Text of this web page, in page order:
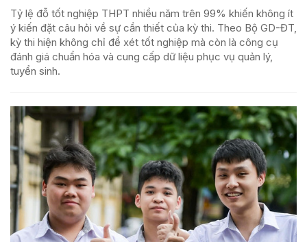
Tỷ lệ đỗ tốt nghiệp THPT nhiều năm trên 99% khiến không ít
ý kiến đặt câu hỏi về sự cần thiết của kỳ thi. Theo Bộ GD-ĐT,
kỳ thi hiện không chỉ để xét tốt nghiệp mà còn là công cụ
đánh giá chuẩn hóa và cung cấp dữ liệu phục vụ quản lý,
tuyển sinh.